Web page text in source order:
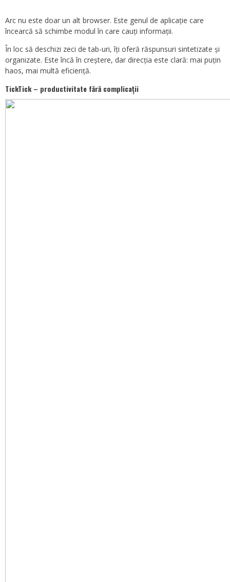
Arc nu este doar un alt browser. Este genul de aplicație care
încearcă să schimbe modul în care cauți informații.
În loc să deschizi zeci de tab-uri, îți oferă răspunsuri sintetizate și
organizate. Este încă în creștere, dar direcția este clară: mai puțin
haos, mai multă eficiență.
TickTick – productivitate fără complicații